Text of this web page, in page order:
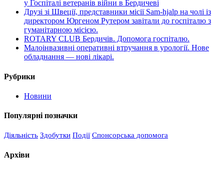
у Госпіталі ветеранів війни в Бердичеві
Друзі зі Швеції, представники місії Sam-hjalp на чолі із
директором Юргеном Рутером завітали до госпіталю з
гуманітарною місією.
ROTARY CLUB Бердичів. Допомога госпіталю.
Малоінвазивні оперативні втручання в урології. Нове
обладнання — нові лікарі.
Рубрики
Новини
Популярні позначки
Діяльність Здобутки Події Спонсорська допомога
Архіви